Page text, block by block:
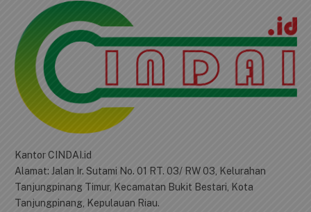
Kantor CINDAI.id
Alamat: Jalan Ir. Sutami No. 01 RT. 03/ RW 03, Kelurahan
Tanjungpinang Timur, Kecamatan Bukit Bestari, Kota
Tanjungpinang, Kepulauan Riau.